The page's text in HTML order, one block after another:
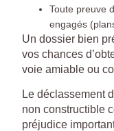
Toute preuve
engagés
Un dossier bien
vos chances
voie amiable ou
Le déclassement
non constructible
préjudice